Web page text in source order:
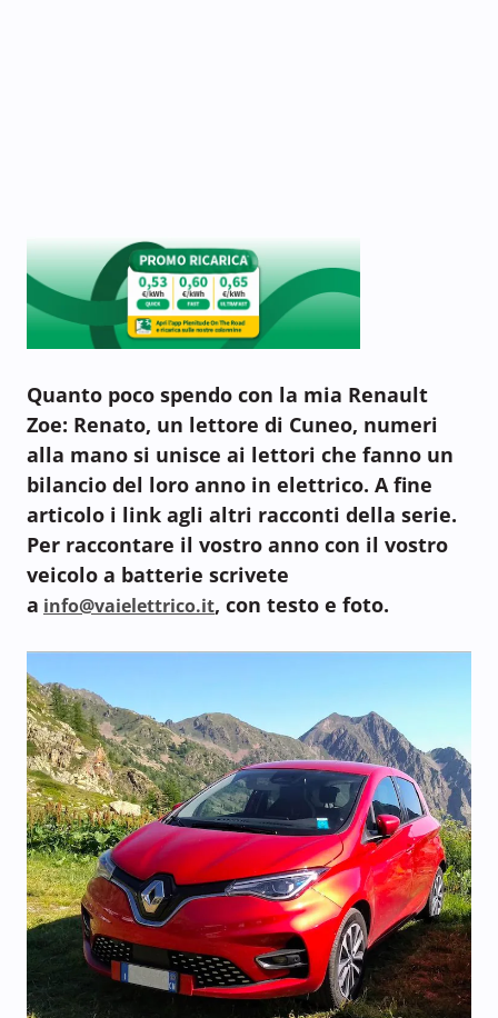
Quanto poco spendo con la mia Renault
Zoe: Renato, un lettore di Cuneo, numeri
alla mano si unisce ai lettori che fanno un
bilancio del loro anno in elettrico. A fine
articolo i link agli altri racconti della serie.
Per raccontare il vostro anno con il vostro
veicolo a batterie scrivete
a info@vaielettrico.it, con testo e foto.